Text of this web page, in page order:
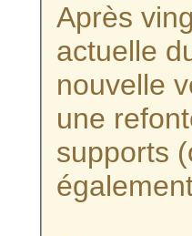
Après
actuelle
nouvelle
une
supports